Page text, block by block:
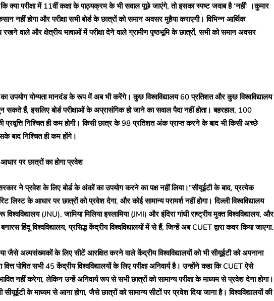
क्या परीक्षा में 11वीं कक्षा के पाठ्यक्रम के भी सवाल पूछे जाएंगे, तो इसका स्पष्ट जवाब है ‘नहीं’ ।कुमार
नहीं होगा और परीक्षा सभी बोर्ड के छात्रों को समान अवसर मुहैया कराएगी। विभिन्न आर्थिक
वाले और क्षेत्रीय भाषाओं में परीक्षा देने वाले ग्रामीण पृष्ठभूमि के छात्रों, सभी को समान अवसर
का उपयोग योग्यता मानदंड के रूप में अब भी करेंगे। कुछ विश्वविद्यालय 60 प्रतिशत और कुछ विश्वविद्यालय
सकते हैं, इसलिए बोर्ड परीक्षाओं के अप्रासंगिक हो जाने का सवाल पैदा नहीं होता। बहरहाल, 100
निश्चित ही कम होगी। किसी छात्र के 98 प्रतिशत अंक प्राप्त करने के बाद भी किसी अच्छे
बाद निश्चित ही कम होंगे।
पर छात्रों का होगा प्रवेश
ने प्रवेश के लिए बोर्ड के अंकों का उपयोग करने का पक्ष नहीं लिया।”सीयूईटी के बाद, प्रत्येक
लिस्ट के आधार पर छात्रों को प्रवेश देगा, और कोई सामान्य परामर्श नहीं होगा। दिल्ली विश्वविद्यालय
(JNU), जामिया मिलिया इस्लामिया (JMI) और इंदिरा गांधी राष्ट्रीय मुक्त विश्वविद्यालय, और
हिंदू विश्वविद्यालय, प्रसिद्ध केंद्रीय विश्वविद्यालयों में से हैं, जिन्हें अब CUET द्वारा कवर किया जाएगा.
जैसे अल्पसंख्यकों के लिए सीटें आरक्षित करने वाले केंद्रीय विश्वविद्यालयों को भी सीयूईटी को अपनाना
वित्त पोषित सभी 45 केंद्रीय विश्वविद्यालयों के लिए परीक्षा अनिवार्य है। उन्होंने कहा कि CUET ऐसे
नहीं करेगा, लेकिन उन्हें अनिवार्य रूप से सभी छात्रों को सामान्य परीक्षा के माध्यम से प्रवेश देना होगा।
के माध्यम से आना होगा, जैसे छात्रों को सामान्य सीटों पर प्रवेश दिया जाना है। विश्वविद्यालयों की